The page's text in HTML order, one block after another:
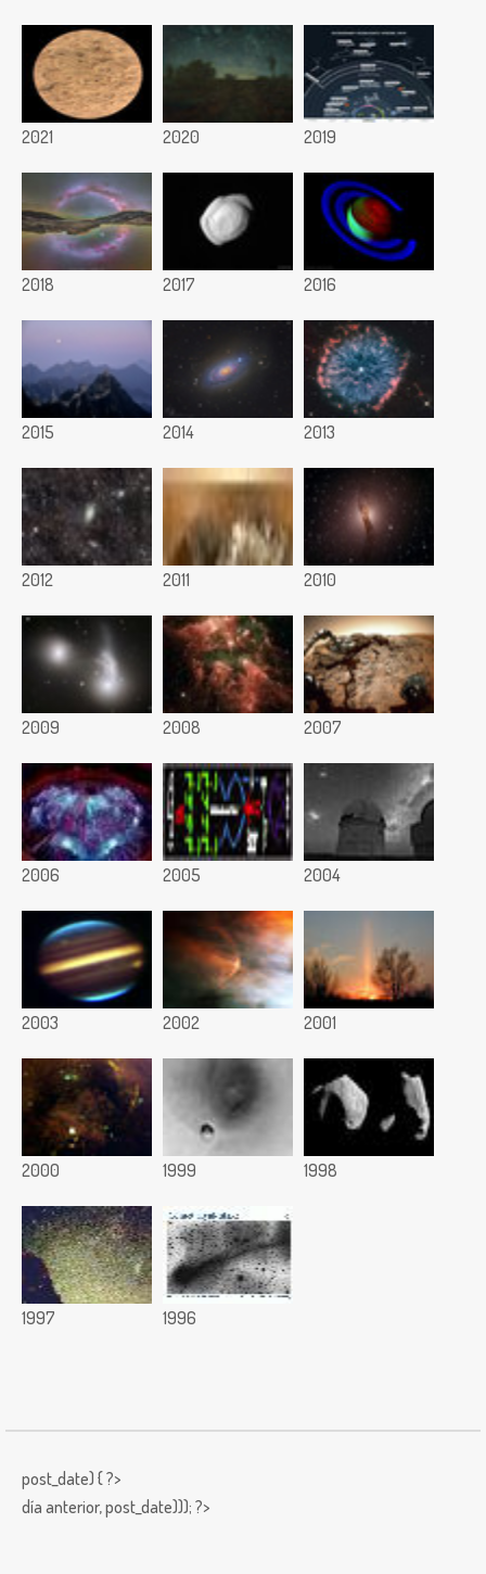
2021 2020 2019
2018 2017 2016
2015 2014 2013
2012 2011 2010
2009 2008 2007
2006 2005 2004
2003 2002 2001
2000 1999 1998
1997 1996
post_date) { ?>
día anterior,post_date))); ?>